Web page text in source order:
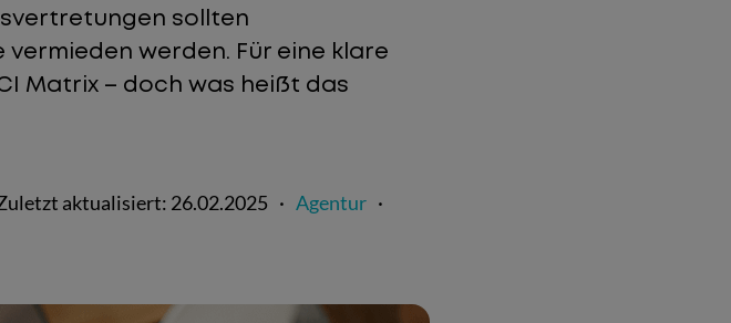
sollten
werden. Für eine klare
Matrix – doch was heißt das
aktualisiert: 26.02.2025 · Agentur ·